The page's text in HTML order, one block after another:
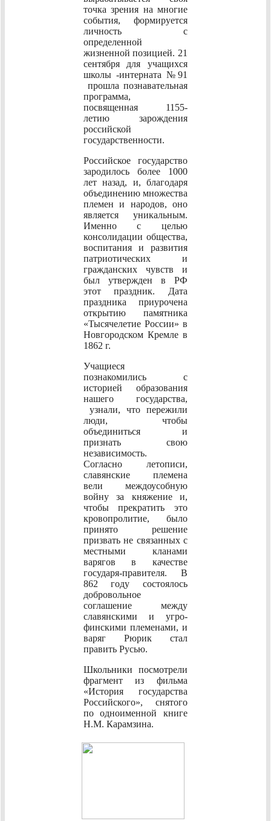
точка зрения на многие
события, формируется
личность с
определенной
жизненной позицией. 21
сентября для учащихся
школы -интерната №91
прошла познавательная
программа,
посвященная 1155-
летию зарождения
российской
государственности.
Российское государство
зародилось более 1000
лет назад, и, благодаря
объединению множества
племен и народов, оно
является уникальным.
Именно с целью
консолидации общества,
воспитания и развития
патриотических и
гражданских чувств и
был утвержден в РФ
этот праздник. Дата
праздника приурочена
открытию памятника
«Тысячелетие России» в
Новгородском Кремле в
1862 г.
Учащиеся
познакомились с
историей образования
нашего государства,
узнали, что пережили
люди, чтобы
объединиться и
признать свою
независимость.
Согласно летописи,
славянские племена
вели междоусобную
войну за княжение и,
чтобы прекратить это
кровопролитие, было
принято решение
призвать не связанных с
местными кланами
варягов в качестве
государя-правителя. В
862 году состоялось
добровольное
соглашение между
славянскими и угро-
финскими племенами, и
варяг Рюрик стал
править Русью.
Школьники посмотрели
фрагмент из фильма
«История государства
Российского», снятого
по одноименной книге
Н.М. Карамзина.